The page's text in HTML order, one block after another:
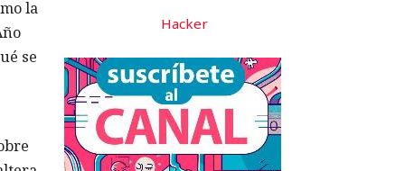
la
se
Hacker